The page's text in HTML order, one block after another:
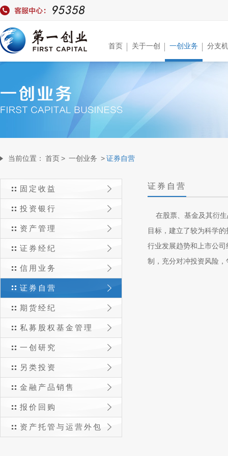
首页 关于一创 一创业务 分支
当前位置： 首页> 一创业务 >证券自营
固定收益
投资银行
资产管理
证券经纪
信用业务
证券自营
期货经纪
私募股权基金管理
一创研究
另类投资
金融产品销售
报价回购
资产托管与运营外包
证券自营
在股票、基金及其衍生
目标，建立了较为科学
行业发展趋势和上市公
制，充分对冲投资风险